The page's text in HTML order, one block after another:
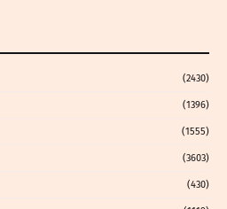
(2430)
(1396)
(1555)
(3603)
(430)